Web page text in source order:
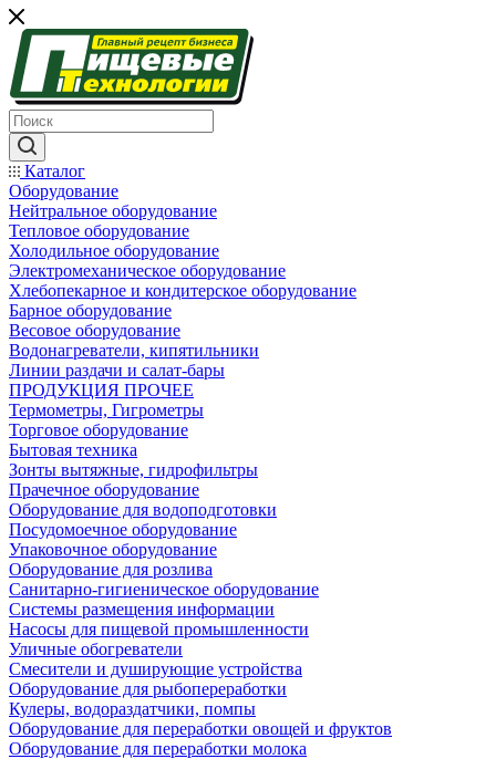
Каталог
Оборудование
Нейтральное оборудование
Тепловое оборудование
Холодильное оборудование
Электромеханическое оборудование
Хлебопекарное и кондитерское оборудование
Барное оборудование
Весовое оборудование
Водонагреватели, кипятильники
Линии раздачи и салат-бары
ПРОДУКЦИЯ ПРОЧЕЕ
Термометры, Гигрометры
Торговое оборудование
Бытовая техника
Зонты вытяжные, гидрофильтры
Прачечное оборудование
Оборудование для водоподготовки
Посудомоечное оборудование
Упаковочное оборудование
Оборудование для розлива
Санитарно-гигиеническое оборудование
Системы размещения информации
Насосы для пищевой промышленности
Уличные обогреватели
Смесители и душирующие устройства
Оборудование для рыбопереработки
Кулеры, водораздатчики, помпы
Оборудование для переработки овощей и фруктов
Оборудование для переработки молока